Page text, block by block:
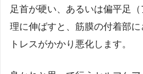
足首が硬い、あるいは偏平足
理に伸ばすと、筋膜の付着部
トレスがかかり悪化します。